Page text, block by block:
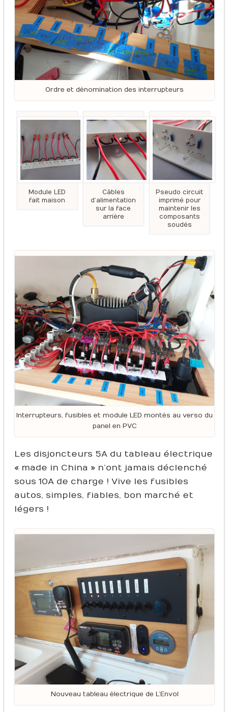
Ordre et dénomination des interrupteurs
Module LED
fait maison
Câbles
d’alimentation
sur la face
arrière
Pseudo circuit
imprimé pour
maintenir les
composants
soudés
Interrupteurs, fusibles et module LED montés au verso du
panel en PVC
Les disjoncteurs 5A du tableau électrique
« made in China » n’ont jamais déclenché
sous 10A de charge ! Vive les fusibles
autos, simples, fiables, bon marché et
légers !
Nouveau tableau électrique de L’Envol